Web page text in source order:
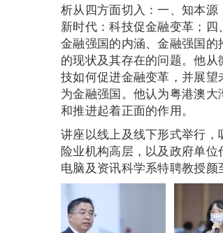
析从四方面切入：一、知本源
新时代：科技促金融变革；
金融强国的内涵、金融强国
的现状及其存在的问题。他
技如何促进金融变革，并展
为金融强国。他认为粤港澳
和推进起着正面的作用。
讲座以线上及线下形式举行
险业机构高层，以及政府单
电脑及资讯科学系特聘教授颜